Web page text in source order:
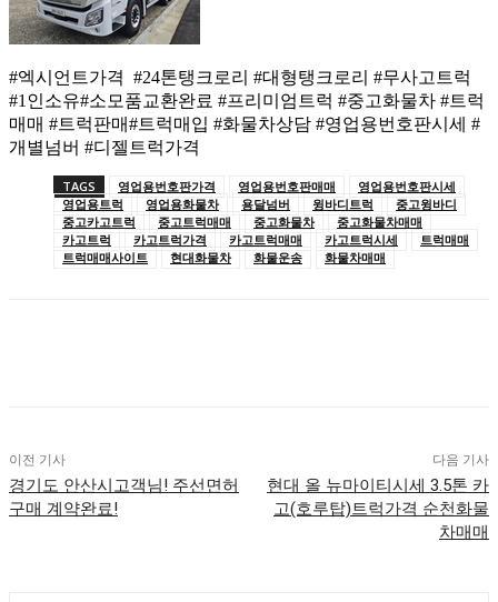
#엑시언트가격 #24톤탱크로리 #대형탱크로리 #무사고트럭
#1인소유#소모품교환완료 #프리미엄트럭 #중고화물차 #트럭
매매 #트럭판매#트럭매입 #화물차상담 #영업용번호판시세 #
개별넘버 #디젤트럭가격
TAGS 영업용번호판가격 영업용번호판매매
영업용번호판시세
영업용트럭
영업용화물차 용달넘버 윙바디트럭
중고윙바디
중고카고트럭
중고트럭매매 중고화물차
중고화물차매매
카고트럭
카고트럭가격 카고트럭매매 카고트럭시세
트럭매매
트럭매매사이트
현대화물차 화물운송 화물차매매
이전 기사
경기도 안산시고객님! 주선면허
구매 계약완료!
다음 기사
현대 올 뉴마이티시세 3.5톤 카
고(호루탑)트럭가격 순천화물
차매매